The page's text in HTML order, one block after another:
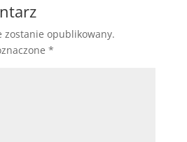
zostanie opublikowany.
*